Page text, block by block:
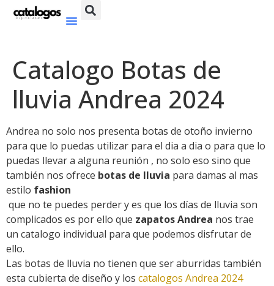
Catalogo Botas de
lluvia Andrea 2024
Andrea no solo nos presenta botas de otoño invierno
para que lo puedas utilizar para el dia a dia o para que lo
puedas llevar a alguna reunión , no solo eso sino que
también nos ofrece botas de lluvia para damas al mas
estilo fashion
que no te puedes perder y es que los días de lluvia son
complicados es por ello que zapatos Andrea nos trae
un catalogo individual para que podemos disfrutar de
ello.
Las botas de lluvia no tienen que ser aburridas también
esta cubierta de diseño y los catalogos Andrea 2024